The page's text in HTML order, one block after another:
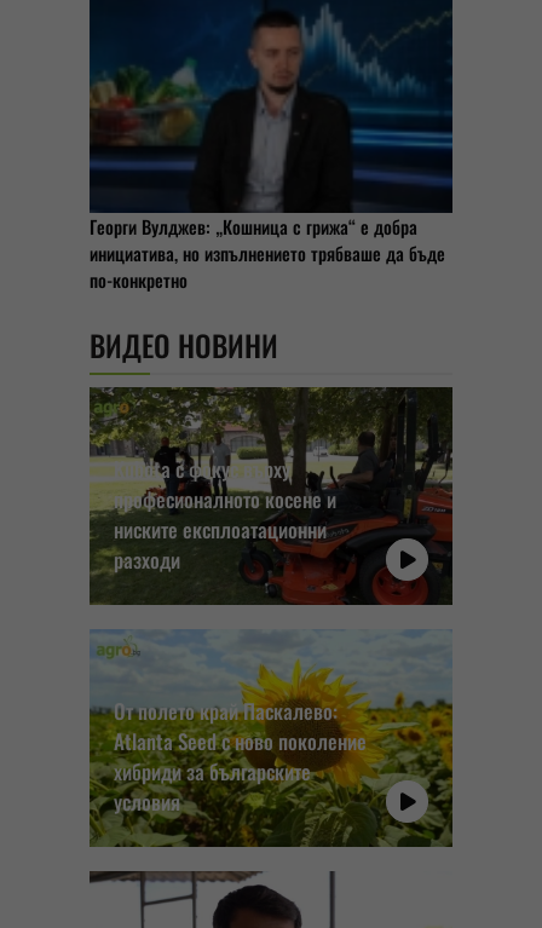
Георги Вулджев: „Кошница с грижа“ е добра
инициатива, но изпълнението трябваше да бъде
по-конкретно
ВИДЕО НОВИНИ
Kubota с фокус върху
професионалното косене и
ниските експлоатационни
разходи
От полето край Паскалево:
Atlanta Seed с ново поколение
хибриди за българските
условия